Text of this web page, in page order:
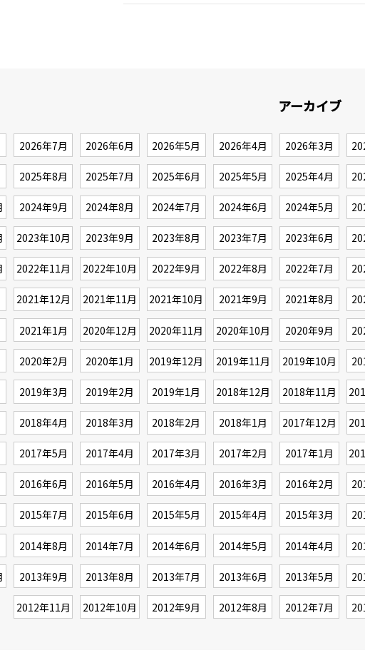
アーカイブ
2026年7月 2026年6月 2026年5月 2026年4月 2026年3月
2025年8月 2025年7月 2025年6月 2025年5月 2025年4月
2024年9月 2024年8月 2024年7月 2024年6月 2024年5月
2023年10月 2023年9月 2023年8月 2023年7月 2023年6月
2022年11月 2022年10月 2022年9月 2022年8月 2022年7月
2021年12月 2021年11月 2021年10月 2021年9月 2021年8月
2021年1月 2020年12月 2020年11月 2020年10月 2020年9月
2020年2月 2020年1月 2019年12月 2019年11月 2019年10月
2019年3月 2019年2月 2019年1月 2018年12月 2018年11月
2018年4月 2018年3月 2018年2月 2018年1月 2017年12月
2017年5月 2017年4月 2017年3月 2017年2月 2017年1月
2016年6月 2016年5月 2016年4月 2016年3月 2016年2月
2015年7月 2015年6月 2015年5月 2015年4月 2015年3月
2014年8月 2014年7月 2014年6月 2014年5月 2014年4月
2013年9月 2013年8月 2013年7月 2013年6月 2013年5月
2012年11月 2012年10月 2012年9月 2012年8月 2012年7月